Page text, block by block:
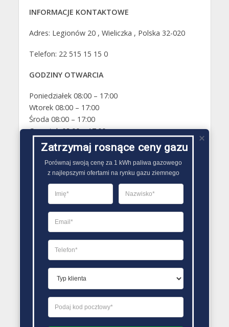
INFORMACJE KONTAKTOWE
Adres: Legionów 20 , Wieliczka , Polska 32-020
Telefon: 22 515 15 15 0
GODZINY OTWARCIA
Poniedziałek 08:00 – 17:00
Wtorek 08:00 – 17:00
Środa 08:00 – 17:00
Czwartek 08:00 – 17:00
Piątek 08:00 – 17:00
Sobota Zamknięte
Niedziela Zamknięte
PORÓWNYWARKA OFERT GAZU
Zatrzymaj rosnące ceny gazu
Porównaj swoją cenę za 1 kWh paliwa gazowego
z najlepszymi ofertami na rynku gazu ziemnego